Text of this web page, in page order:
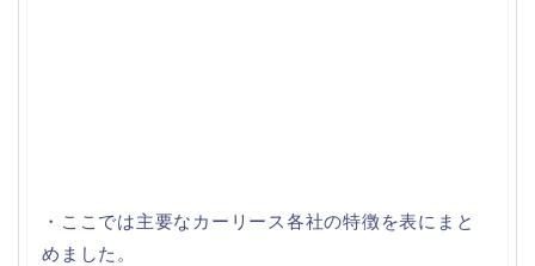
・ここでは主要なカーリース各社の特徴を表にまと
めました。